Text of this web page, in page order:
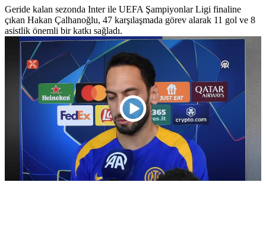
Geride kalan sezonda Inter ile UEFA Şampiyonlar Ligi finaline
çıkan Hakan Çalhanoğlu, 47 karşılaşmada görev alarak 11 gol ve 8
asistlik önemli bir katkı sağladı.